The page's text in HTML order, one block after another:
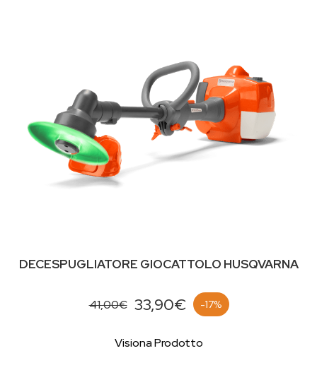
DECESPUGLIATORE GIOCATTOLO HUSQVARNA
41,00€ 33,90€ -17%
Visiona Prodotto